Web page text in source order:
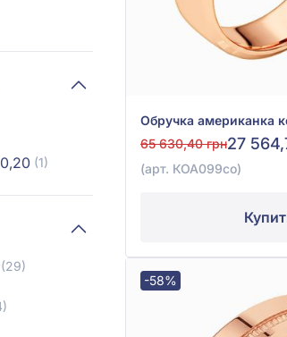
0,20 (1)
(29)
65 630,40 грн27
(арт. КОА099со)
-58%